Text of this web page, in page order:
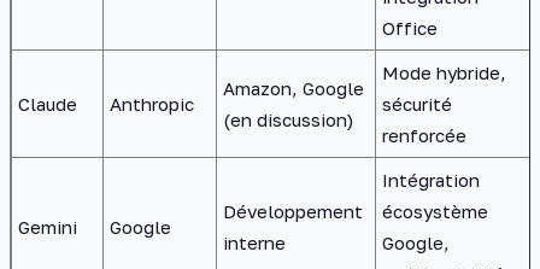
Office
Claude Anthropic
Amazon, Google
(en discussion)
Mode hybride,
sécurité
renforcée
Gemini Google
Développement
interne
Intégration
écosystème
Google,